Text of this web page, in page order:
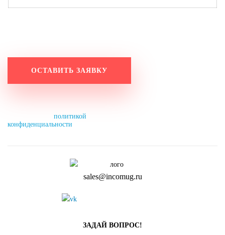
политикой
конфиденциальности
sales@incomug.ru
ЗАДАЙ ВОПРОС!